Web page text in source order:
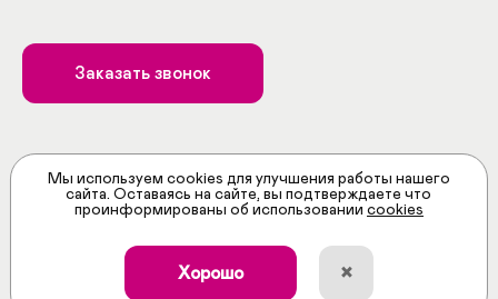
Заказать звонок
Принимаем к оплате
Мы используем cookies для улучшения работы нашего
сайта. Оставаясь на сайте, вы подтверждаете что
проинформированы об использовании cookies
Хорошо ×